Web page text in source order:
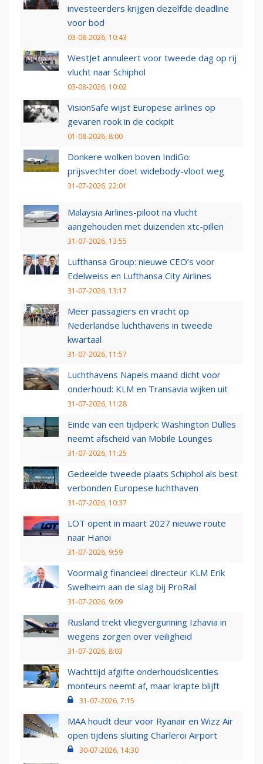
investeerders krijgen dezelfde deadline
voor bod
03-08-2026, 10:43
WestJet annuleert voor tweede dag op rij
vlucht naar Schiphol
03-08-2026, 10:02
VisionSafe wijst Europese airlines op
gevaren rook in de cockpit
01-08-2026, 8:00
Donkere wolken boven IndiGo:
prijsvechter doet widebody-vloot weg
31-07-2026, 22:01
Malaysia Airlines-piloot na vlucht
aangehouden met duizenden xtc-pillen
31-07-2026, 13:55
Lufthansa Group: nieuwe CEO’s voor
Edelweiss en Lufthansa City Airlines
31-07-2026, 13:17
Meer passagiers en vracht op
Nederlandse luchthavens in tweede
kwartaal
31-07-2026, 11:57
Luchthavens Napels maand dicht voor
onderhoud: KLM en Transavia wijken uit
31-07-2026, 11:28
Einde van een tijdperk: Washington Dulles
neemt afscheid van Mobile Lounges
31-07-2026, 11:25
Gedeelde tweede plaats Schiphol als best
verbonden Europese luchthaven
31-07-2026, 10:37
LOT opent in maart 2027 nieuwe route
naar Hanoi
31-07-2026, 9:59
Voormalig financieel directeur KLM Erik
Swelheim aan de slag bij ProRail
31-07-2026, 9:09
Rusland trekt vliegvergunning Izhavia in
wegens zorgen over veiligheid
31-07-2026, 8:03
Wachttijd afgifte onderhoudslicenties
monteurs neemt af, maar krapte blijft
31-07-2026, 7:15
MAA houdt deur voor Ryanair en Wizz Air
open tijdens sluiting Charleroi Airport
30-07-2026, 14:30